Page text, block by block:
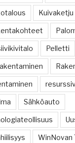
Kuivaketju
Pelletti
Sähköauto
WinNovan